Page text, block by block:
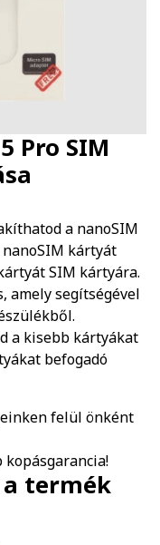
Pro SIM
a nanoSIM
kártyát
SIM kártyára.
amely segítségével
a kisebb kártyákat
befogadó
felül önként
kopásgarancia!
termék